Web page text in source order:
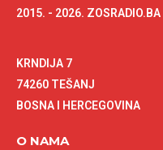
2015. - 2026. ZOSRADIO.BA
KRNDIJA 7
74260 TEŠANJ
BOSNA I HERCEGOVINA
O NAMA